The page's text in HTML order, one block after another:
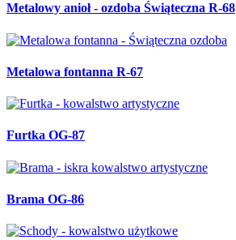
Metalowy anioł - ozdoba Świąteczna R-68
Metalowa fontanna R-67
Furtka OG-87
Brama OG-86